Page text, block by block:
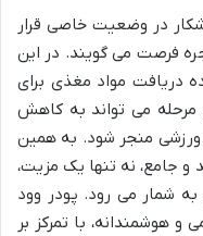
در وضعیت خاصی قرار
فرصت می گویند. در این
دریافت مواد مغذی برای
مرحله می تواند به کاهش
منجر شود. به همین
و جامع، نه تنها یک مزیت،
شمار می رود. پودر وود
و هوشمندانه، با تمرکز بر